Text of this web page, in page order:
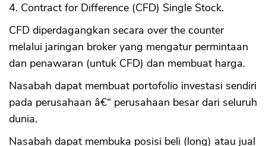
4. Contract for Difference (CFD) Single Stock.
CFD diperdagangkan secara over the counter
melalui jaringan broker yang mengatur permintaan
dan penawaran (untuk CFD) dan membuat harga.
Nasabah dapat membuat portofolio investasi sendiri
pada perusahaan â€“ perusahaan besar dari seluruh
dunia.
Nasabah dapat membuka posisi beli (long) atau jual